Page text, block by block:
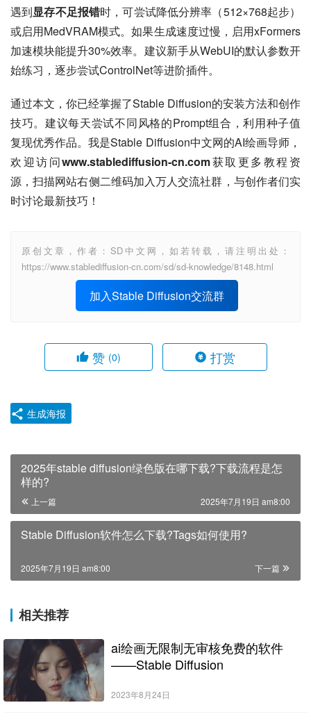
遇到显存不足报错时，可尝试降低分辨率（512×768起步）
或启用MedVRAM模式。如果生成速度过慢，启用xFormers
加速模块能提升30%效率。建议新手从WebUI的默认参数开
始练习，逐步尝试ControlNet等进阶插件。
通过本文，你已经掌握了Stable Diffusion的安装方法和创作
技巧。建议每天尝试不同风格的Prompt组合，利用种子值
复现优秀作品。我是Stable Diffusion中文网的AI绘画导师，
欢迎访问www.stablediffusion-cn.com获取更多教程资
源，扫描网站右侧二维码加入万人交流社群，与创作者们实
时讨论最新技巧！
原创文章，作者：SD中文网，如若转载，请注明出处：
https://www.stablediffusion-cn.com/sd/sd-knowledge/8148.html
加入Stable Diffusion交流群
赞 (0) 打赏
生成海报
2025年stable diffusion绿色版在哪下载?下载流程是怎
样的?
上一篇 2025年7月19日 am8:00
Stable Diffusion软件怎么下载?Tags如何使用?
下一篇
2025年7月19日 am8:00
相关推荐
ai绘画无限制无审核免费的软件
——Stable Diffusion
2023年8月24日